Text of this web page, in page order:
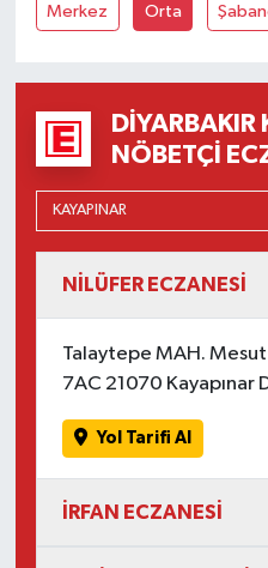
Merkez Orta
DIYARBAKIR
NÖBETÇI
NİLÜFER ECZANESİ
Talaytepe MAH.
7AC 21070 Kayapınar
Yol Tarifi Al
İRFAN ECZANESİ